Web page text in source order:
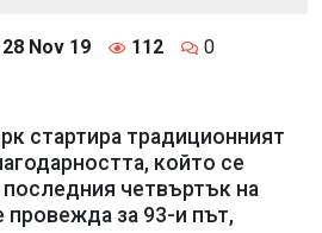
Nov 19 112 0
стартира традиционният
който се
четвъртък на
за 93-и път,